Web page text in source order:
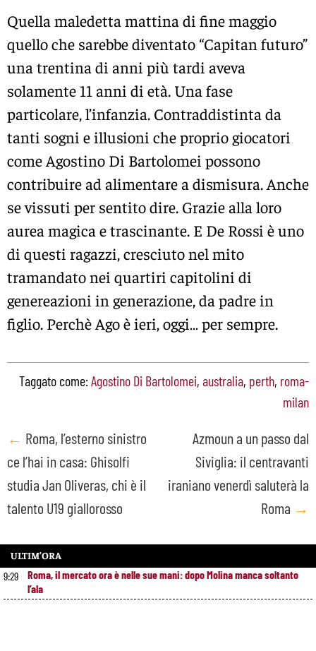
Quella maledetta mattina di fine maggio
quello che sarebbe diventato “Capitan futuro”
una trentina di anni più tardi aveva
solamente 11 anni di età. Una fase
particolare, l’infanzia. Contraddistinta da
tanti sogni e illusioni che proprio giocatori
come Agostino Di Bartolomei possono
contribuire ad alimentare a dismisura. Anche
se vissuti per sentito dire. Grazie alla loro
aurea magica e trascinante. E De Rossi è uno
di questi ragazzi, cresciuto nel mito
tramandato nei quartiri capitolini di
genereazioni in generazione, da padre in
figlio. Perchè Ago è ieri, oggi… per sempre.
Taggato come:Agostino Di Bartolomei, australia, perth, roma-
milan
Post
navigation
← Roma, l’esterno sinistro
ce l’hai in casa: Ghisolfi
studia Jan Oliveras, chi è il
talento U19 giallorosso
Azmoun a un passo dal
Siviglia: il centravanti
iraniano venerdì saluterà la
Roma →
ULTIM’ORA
9:29
Roma, il mercato ora è nelle sue mani: dopo Molina manca soltanto
l’ala